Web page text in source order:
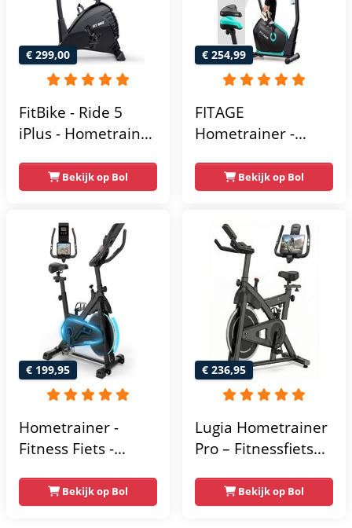
gebruikersgewicht
110 kg - Zwart en
Blauw
€ 299,00
FitBike - Ride 5
iPlus - Hometrainer
Trainingsprogramma's
- Hartslagsensoren
Bekijk op Bol
€ 254,99
FITAGE
Hometrainer -
Weerstandsniveaus
- Tablethouder
voor Bluetooth
Kinomap & Zwift -
Fiets Lage Instap,
Ergonomisch & Stil
- Hometrainers
Fitness voor Thuis
Bekijk op Bol
€ 199,95
Hometrainer -
Fitness Fiets -
Vliegwiel -
Hartslagmeter -
Bekijk op Bol
€ 236,95
Lugia Hometrainer
Pro – Fitnessfiets
Gebruikers –
Premium Vering &
Bekijk op Bol